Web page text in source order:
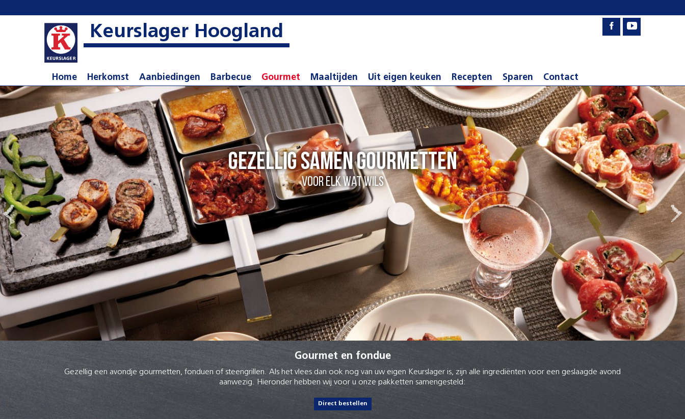
Keurslager Hoogland
Home Herkomst Aanbiedingen Barbecue Gourmet Maaltijden Uit eigen keuken Recepten Sparen Contact
Pannetje met lekkers
laat iedereen zelf kiezen
Gourmet en fondue
Gezellig een avondje gourmetten, fonduen of steengrillen. Als het vlees dan ook nog van uw eigen Keurslager is, zijn alle ingrediënten voor een geslaagde avond
aanwezig. Hieronder hebben wij voor u onze pakketten samengesteld:
Direct bestellen